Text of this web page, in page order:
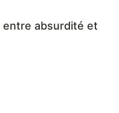
entre absurdité et